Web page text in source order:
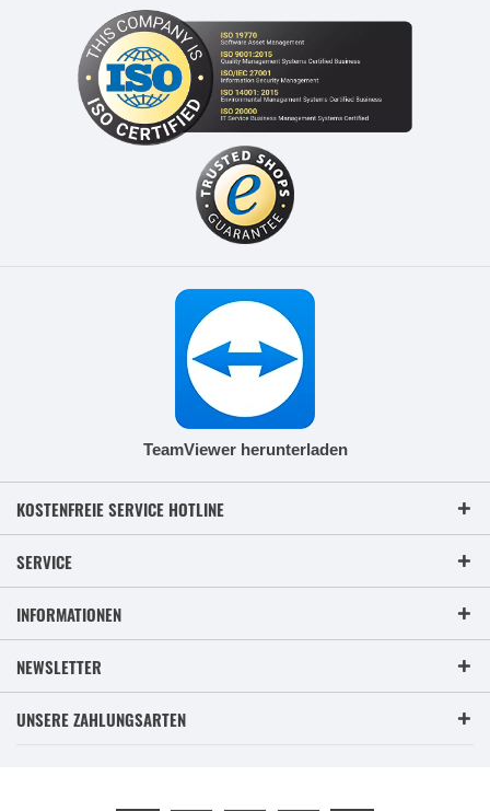
TeamViewer herunterladen
KOSTENFREIE SERVICE HOTLINE
SERVICE
INFORMATIONEN
NEWSLETTER
UNSERE ZAHLUNGSARTEN